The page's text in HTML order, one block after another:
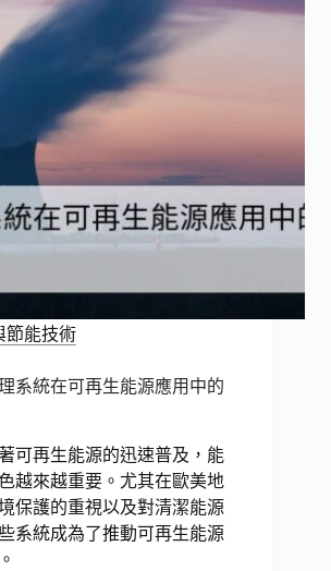
節能技術
系統在可再生能源應用中的
可再生能源的迅速普及，能
越來越重要。尤其在歐美地
保護的重視以及對清潔能源
系統成為了推動可再生能源